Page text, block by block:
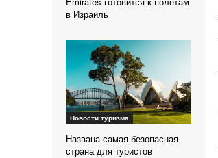
в Израиль
Новости туризма
Названа самая безопасная
страна для туристов